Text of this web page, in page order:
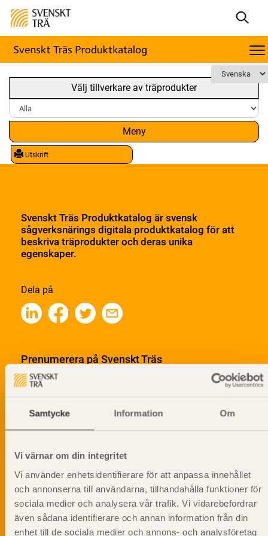
Samtycke Information Om
Vi värnar om din integritet
Vi använder enhetsidentifierare för att anpassa innehållet
och annonserna till användarna, tillhandahålla funktioner för
sociala medier och analysera vår trafik. Vi vidarebefordrar
även sådana identifierare och annan information från din
enhet till de sociala medier och annons- och analysföretag
Välj tillverkare av träprodukter
Meny
Utskrift
Svenskt Träs Produktkatalog är svensk
sågverksnärings digitala produktkatalog för att
beskriva träprodukter och deras unika
egenskaper.
Dela på
Prenumerera på Svenskt Träs
informationsutskick!